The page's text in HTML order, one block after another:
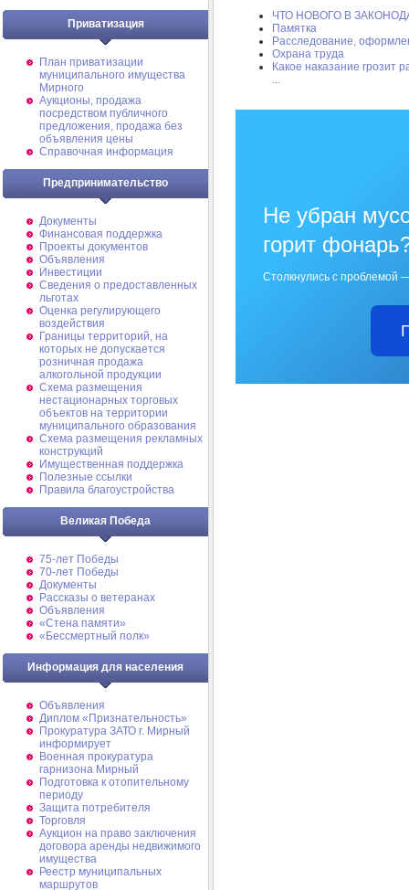
Приватизация
План приватизации
муниципального имущества
Мирного
Аукционы, продажа
посредством публичного
предложения, продажа без
объявления цены
Справочная информация
Предпринимательство
Документы
Финансовая поддержка
Проекты документов
Объявления
Инвестиции
Сведения о предоставленных
льготах
Оценка регулирующего
воздействия
Границы территорий, на
которых не допускается
розничная продажа
алкогольной продукции
Схема размещения
нестационарных торговых
объектов на территории
муниципального образования
Схема размещения рекламных
конструкций
Имущественная поддержка
Полезные ссылки
Правила благоустройства
Великая Победа
75-лет Победы
70-лет Победы
Документы
Рассказы о ветеранах
Объявления
«Стена памяти»
«Бессмертный полк»
Информация для населения
Объявления
Диплом «Признательность»
Прокуратура ЗАТО г. Мирный
информирует
Военная прокуратура
гарнизона Мирный
Подготовка к отопительному
периоду
Защита потребителя
Торговля
Аукцион на право заключения
договора аренды недвижимого
имущества
Реестр муниципальных
маршрутов
ЧТО НОВОГО В
Памятка
Расследование,
Охрана труда
Какое наказание грозит
...
Не убран
горит
Столкнулись с проблемой